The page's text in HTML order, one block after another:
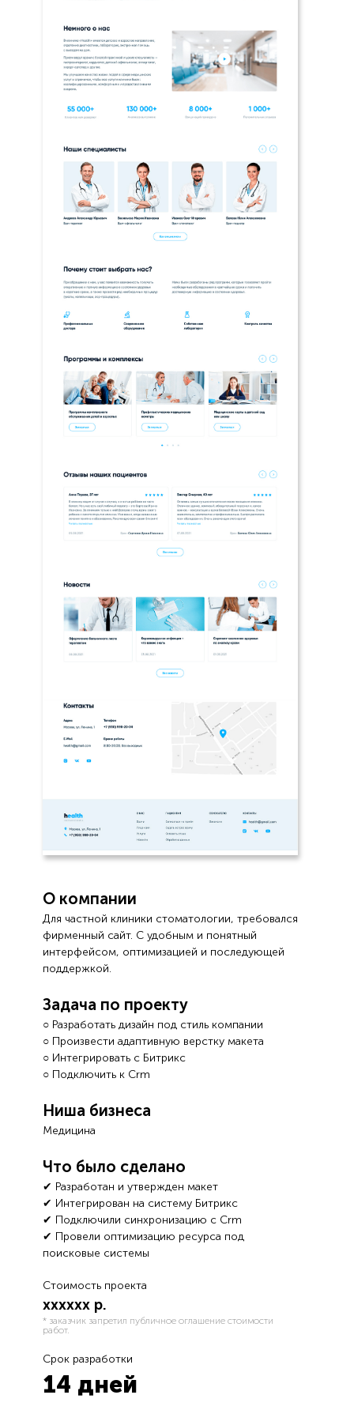
О компании
Для частной клиники стоматологии, требовался
фирменный сайт. С удобным и понятный
интерфейсом, оптимизацией и последующей
поддержкой.
Задача по проекту
○ Разработать дизайн под стиль компании
○ Произвести адаптивную верстку макета
○ Интегрировать с Битрикс
○ Подключить к Crm
Ниша бизнеса
Медицина
Что было сделано
✔ Разработан и утвержден макет
✔ Интегрирован на систему Битрикс
✔ Подключили синхронизацию с Crm
✔ Провели оптимизацию ресурса под
поисковые системы
Стоимость проекта
хххххх р.
* заказчик запретил публичное оглашение стоимости
работ.
Срок разработки
14 дней